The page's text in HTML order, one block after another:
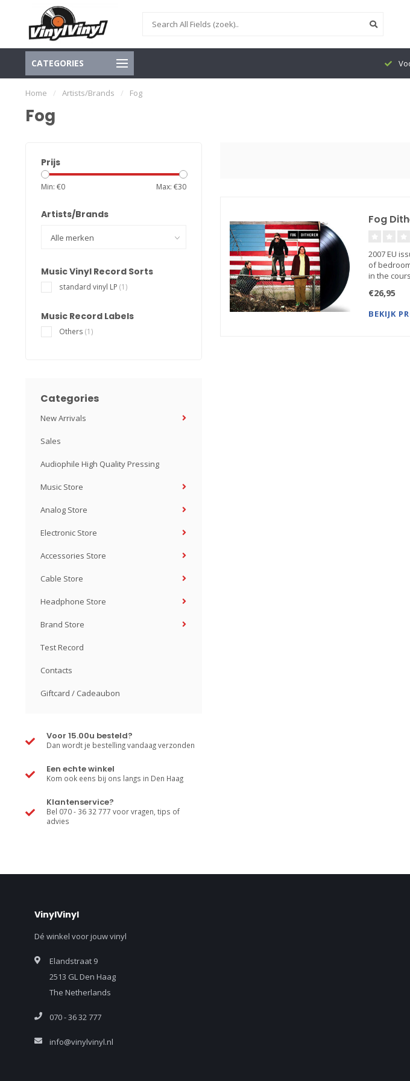
CATEGORIES
Home / Artists/Brands / Fog
Fog
Prijs
Min: €0 Max: €30
Artists/Brands
Music Vinyl Record Sorts
standard vinyl LP (1)
Music Record Labels
Others (1)
Categories
New Arrivals
Sales
Audiophile High Quality Pressing
Music Store
Analog Store
Electronic Store
Accessories Store
Cable Store
Headphone Store
Brand Store
Test Record
Contacts
Giftcard / Cadeaubon
Voor 15.00u besteld?
Dan wordt je bestelling vandaag verzonden
Een echte winkel
Kom ook eens bij ons langs in Den Haag
Klantenservice?
Bel 070 - 36 32 777 voor vragen, tips of
advies
Fog
2007 EU
of
in the
€26,95
BEKIJK
VinylVinyl
Dé winkel voor jouw vinyl
Elandstraat 9
2513 GL Den Haag
The Netherlands
070 - 36 32 777
info@vinylvinyl.nl